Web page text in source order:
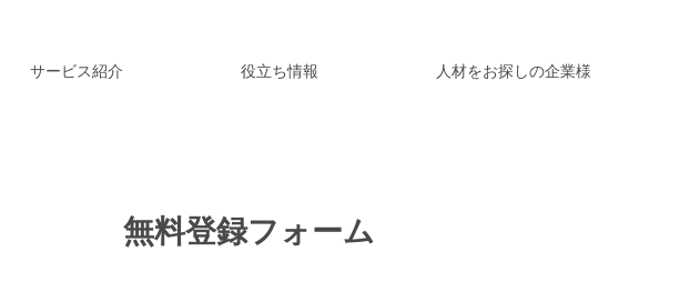
サービス紹介 役立ち情報 人材をお探しの企業様
無料登録フォーム